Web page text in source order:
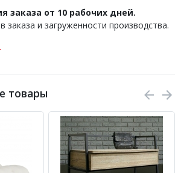
заказа от 10 рабочих дней.
заказа и загруженности производства.
товары